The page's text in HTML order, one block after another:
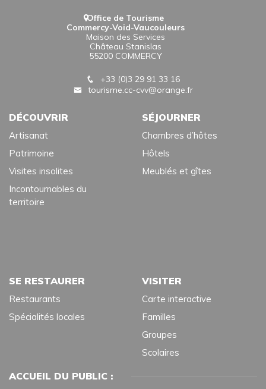
Office de Tourisme
Commercy-Void-Vaucouleurs
Maison des Services
Château Stanislas
55200 COMMERCY
+33 (0)3 29 91 33 16
tourisme.cc-cvv@orange.fr
DÉCOUVRIR
Artisanat
Patrimoine
Visites insolites
Incontournables du
territoire
SÉJOURNER
Chambres d’hôtes
Hôtels
Meublés et gîtes
SE RESTAURER
Restaurants
Spécialités locales
VISITER
Carte interactive
Familles
Groupes
Scolaires
ACCUEIL DU PUBLIC :